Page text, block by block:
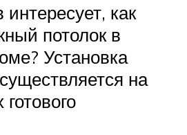
как
потолок в
Установка
на